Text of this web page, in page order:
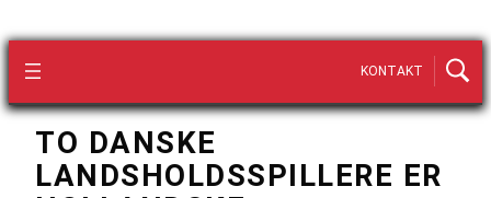
KONTAKT
TO DANSKE
LANDSHOLDSSPILLERE ER